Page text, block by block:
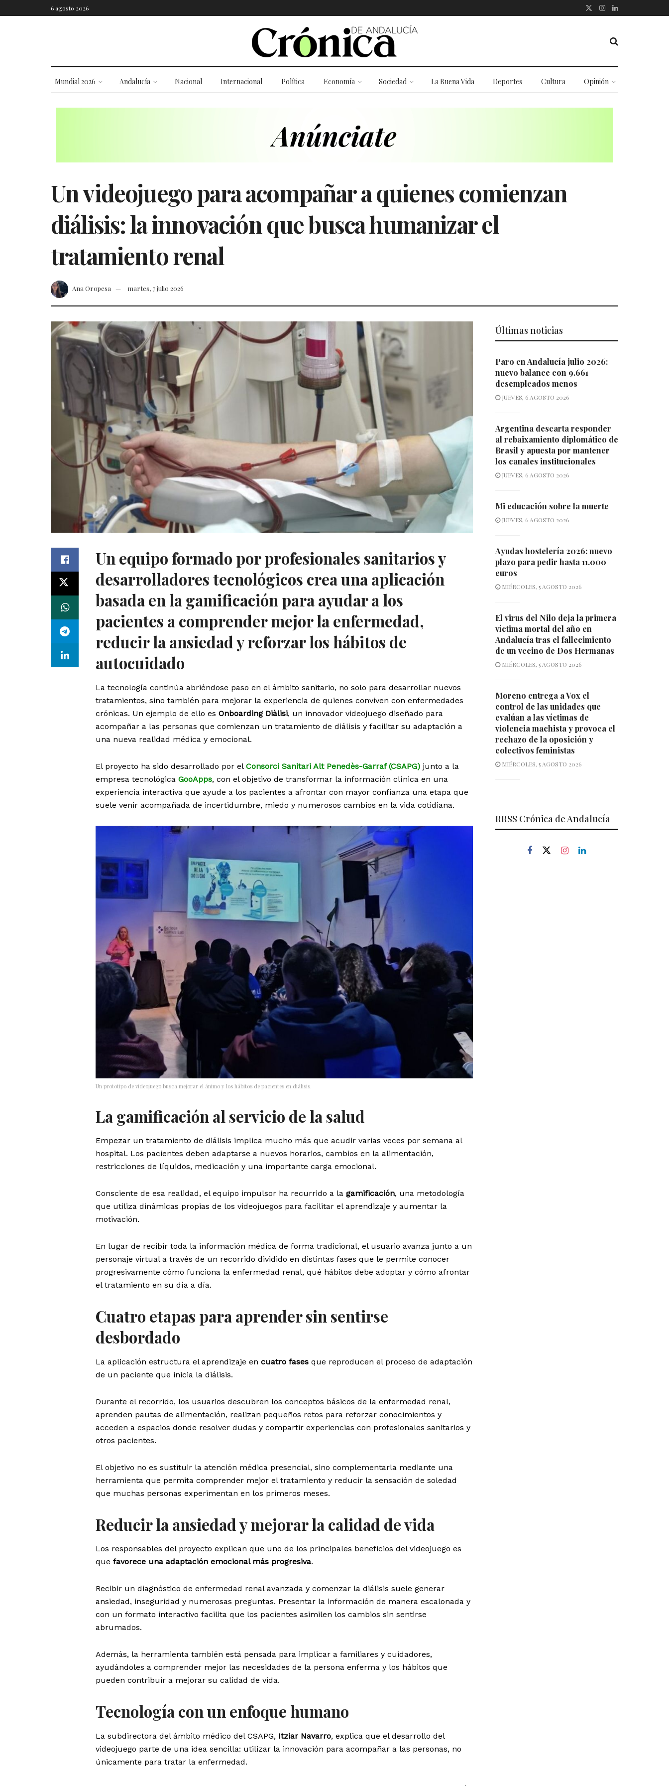
6 agosto 2026
Mundial 2026 Andalucía Nacional Internacional Política Economía Sociedad La Buena Vida Deportes Cultura Opinión
Un videojuego para acompañar a quienes comienzan
diálisis: la innovación que busca humanizar el
tratamiento renal
Ana Oropesa martes, 7 julio 2026
Un equipo formado por profesionales sanitarios y
desarrolladores tecnológicos crea una aplicación
basada en la gamificación para ayudar a los
pacientes a comprender mejor la enfermedad,
reducir la ansiedad y reforzar los hábitos de
autocuidado
La tecnología continúa abriéndose paso en el ámbito sanitario, no solo para desarrollar nuevos
tratamientos, sino también para mejorar la experiencia de quienes conviven con enfermedades
crónicas. Un ejemplo de ello es Onboarding Diàlisi, un innovador videojuego diseñado para
acompañar a las personas que comienzan un tratamiento de diálisis y facilitar su adaptación a
una nueva realidad médica y emocional.
El proyecto ha sido desarrollado por el Consorci Sanitari Alt Penedès-Garraf (CSAPG) junto a la
empresa tecnológica GooApps, con el objetivo de transformar la información clínica en una
experiencia interactiva que ayude a los pacientes a afrontar con mayor confianza una etapa que
suele venir acompañada de incertidumbre, miedo y numerosos cambios en la vida cotidiana.
Un prototipo de videojuego busca mejorar el ánimo y los hábitos de pacientes en diálisis.
La gamificación al servicio de la salud
Empezar un tratamiento de diálisis implica mucho más que acudir varias veces por semana al
hospital. Los pacientes deben adaptarse a nuevos horarios, cambios en la alimentación,
restricciones de líquidos, medicación y una importante carga emocional.
Consciente de esa realidad, el equipo impulsor ha recurrido a la gamificación, una metodología
que utiliza dinámicas propias de los videojuegos para facilitar el aprendizaje y aumentar la
motivación.
En lugar de recibir toda la información médica de forma tradicional, el usuario avanza junto a un
personaje virtual a través de un recorrido dividido en distintas fases que le permite conocer
progresivamente cómo funciona la enfermedad renal, qué hábitos debe adoptar y cómo afrontar
el tratamiento en su día a día.
Cuatro etapas para aprender sin sentirse
desbordado
La aplicación estructura el aprendizaje en cuatro fases que reproducen el proceso de adaptación
de un paciente que inicia la diálisis.
Durante el recorrido, los usuarios descubren los conceptos básicos de la enfermedad renal,
aprenden pautas de alimentación, realizan pequeños retos para reforzar conocimientos y
acceden a espacios donde resolver dudas y compartir experiencias con profesionales sanitarios y
otros pacientes.
El objetivo no es sustituir la atención médica presencial, sino complementarla mediante una
herramienta que permita comprender mejor el tratamiento y reducir la sensación de soledad
que muchas personas experimentan en los primeros meses.
Reducir la ansiedad y mejorar la calidad de vida
Los responsables del proyecto explican que uno de los principales beneficios del videojuego es
que favorece una adaptación emocional más progresiva.
Recibir un diagnóstico de enfermedad renal avanzada y comenzar la diálisis suele generar
ansiedad, inseguridad y numerosas preguntas. Presentar la información de manera escalonada y
con un formato interactivo facilita que los pacientes asimilen los cambios sin sentirse
abrumados.
Además, la herramienta también está pensada para implicar a familiares y cuidadores,
ayudándoles a comprender mejor las necesidades de la persona enferma y los hábitos que
pueden contribuir a mejorar su calidad de vida.
Tecnología con un enfoque humano
La subdirectora del ámbito médico del CSAPG, Itziar Navarro, explica que el desarrollo del
videojuego parte de una idea sencilla: utilizar la innovación para acompañar a las personas, no
únicamente para tratar la enfermedad.
Últimas noticias
Paro en Andalucía julio 2026:
nuevo balance con 9.661
desempleados menos
JUEVES, 6 AGOSTO 2026
Argentina descarta responder
al rebaixamiento diplomático de
Brasil y apuesta por mantener
los canales institucionales
JUEVES, 6 AGOSTO 2026
Mi educación sobre la muerte
JUEVES, 6 AGOSTO 2026
Ayudas hostelería 2026: nuevo
plazo para pedir hasta 11.000
euros
MIÉRCOLES, 5 AGOSTO 2026
El virus del Nilo deja la primera
víctima mortal del año en
Andalucía tras el fallecimiento
de un vecino de Dos Hermanas
MIÉRCOLES, 5 AGOSTO 2026
Moreno entrega a Vox el
control de las unidades que
evalúan a las víctimas de
violencia machista y provoca el
rechazo de la oposición y
colectivos feministas
MIÉRCOLES, 5 AGOSTO 2026
RRSS Crónica de Andalucía